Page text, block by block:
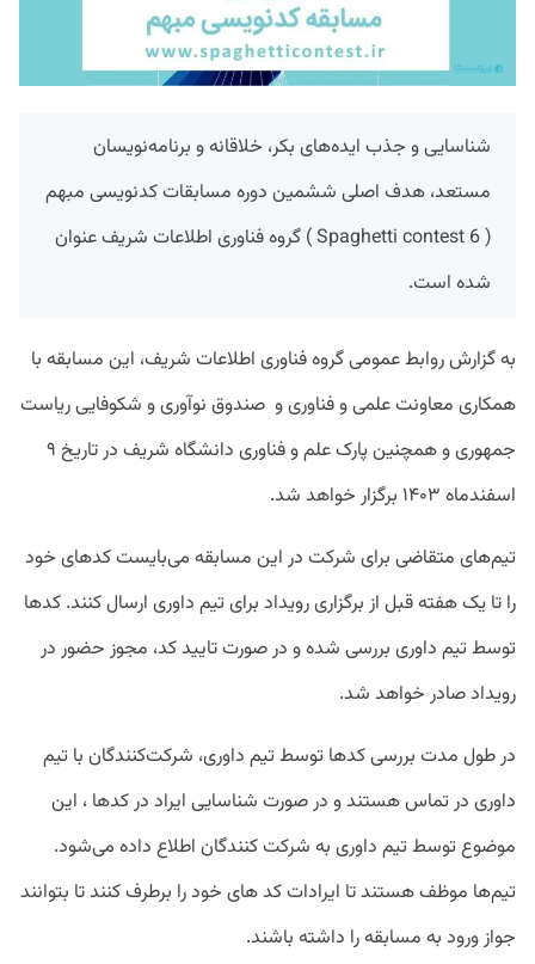
شناسایی و جذب ایده‌های بکر، خلاقانه و برنامه‌نویسان
مستعد، هدف اصلی ششمین دوره مسابقات کدنویسی مبهم
( Spaghetti contest 6 ) گروه فناوری اطلاعات شریف عنوان
شده است.
به گزارش روابط عمومی گروه فناوری اطلاعات شریف، این مسابقه با
همکاری معاونت علمی و فناوری و صندوق نوآوری و شکوفایی ریاست
جمهوری و همچنین پارک علم و فناوری دانشگاه شریف در تاریخ ۹
اسفندماه ۱۴۰۳ برگزار خواهد شد.
تیم‌های متقاضی برای شرکت در این مسابقه می‌بایست کدهای خود
را تا یک هفته قبل از برگزاری رویداد برای تیم داوری ارسال کنند. کدها
توسط تیم داوری بررسی شده و در صورت تایید کد، مجوز حضور در
رویداد صادر خواهد شد.
در طول مدت بررسی کدها توسط تیم داوری، شرکت‌کنندگان با تیم
داوری در تماس هستند و در صورت شناسایی ایراد در کدها ، این
موضوع توسط تیم داوری به شرکت کنندگان اطلاع داده می‌شود.
تیم‌ها موظف هستند تا ایرادات کد های خود را برطرف کنند تا بتوانند
جواز ورود به مسابقه را داشته باشند.